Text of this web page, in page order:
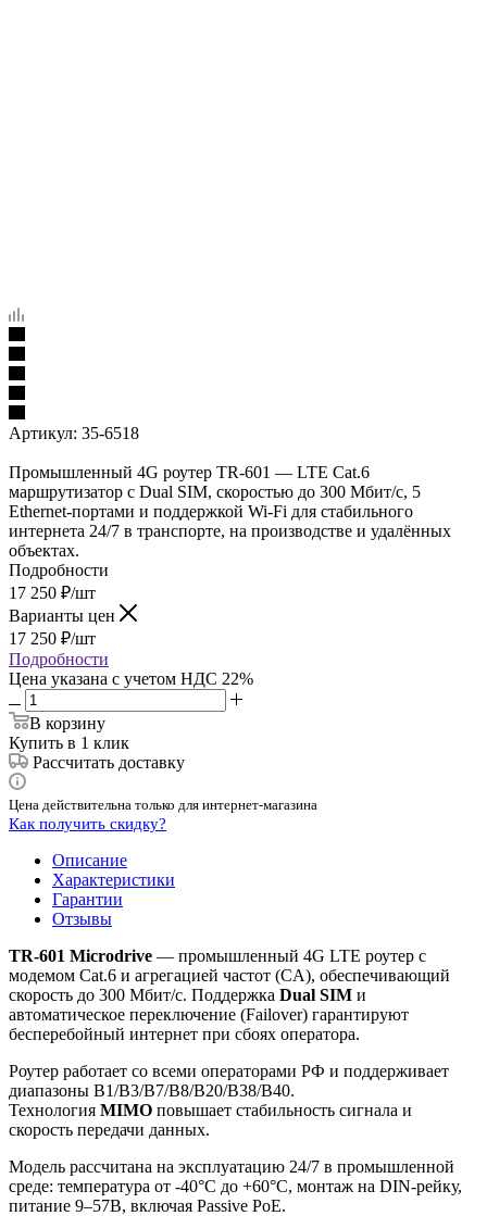
Артикул: 35-6518
Промышленный 4G роутер TR‑601 — LTE Cat.6
маршрутизатор с Dual SIM, скоростью до 300 Мбит/с, 5
Ethernet‑портами и поддержкой Wi‑Fi для стабильного
интернета 24/7 в транспорте, на производстве и удалённых
объектах.
Подробности
17 250 ₽/шт
Варианты цен
17 250 ₽/шт
Подробности
Цена указана с учетом НДС 22%
В корзину
Купить в 1 клик
Рассчитать доставку
Цена действительна только для интернет-магазина
Как получить скидку?
Описание
Характеристики
Гарантии
Отзывы
TR‑601 Microdrive — промышленный 4G LTE роутер с
модемом Cat.6 и агрегацией частот (CA), обеспечивающий
скорость до 300 Мбит/с. Поддержка Dual SIM и
автоматическое переключение (Failover) гарантируют
бесперебойный интернет при сбоях оператора.
Роутер работает со всеми операторами РФ и поддерживает
диапазоны B1/B3/B7/B8/B20/B38/B40.
Технология MIMO повышает стабильность сигнала и
скорость передачи данных.
Модель рассчитана на эксплуатацию 24/7 в промышленной
среде: температура от ‑40°C до +60°C, монтаж на DIN‑рейку,
питание 9–57В, включая Passive PoE.